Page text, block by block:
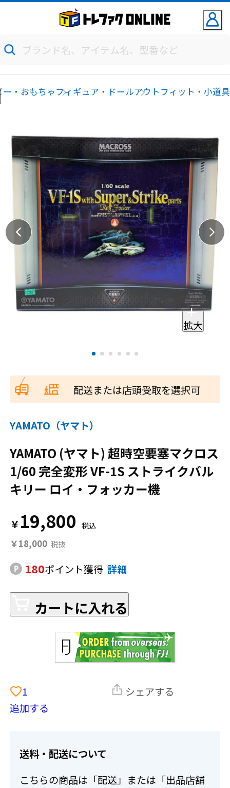
ー・おもちゃ フィギュア・ドールアウトフィット・小道具
拡大
配送または店頭受取を選択可
YAMATO（ヤマト）
YAMATO (ヤマト) 超時空要塞マクロス
1/60 完全変形 VF-1S ストライクバル
キリー ロイ・フォッカー機
￥ 19,800
￥18,000
180ポイント獲得 詳細
カートに入れる
1
追加する
シェアする
送料・配送について
こちらの商品は「配送」または「出品店舗